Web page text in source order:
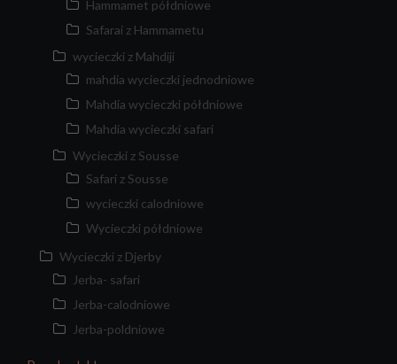
Hammamet półdniowe
Safarai z Hammametu
wycieczki z Mahdiji
mahdia wycieczki jednodniowe
Mahdia wycieczki półdniowe
Mahdia wycieczki safari
Wycieczki z Sousse
Safari z Sousse
wycieczki calodniowe
Wycieczki półdniowe
Wycieczki z Djerby
Jerba- safari
Jerba-calodniowe
Jerba-poldniowe